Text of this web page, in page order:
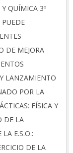
QUÍMICA 3º
PUEDE
DE MEJORA
LANZAMIENTO
POR LA
FÍSICA Y
DE LA
E.S.O.:
DE LA